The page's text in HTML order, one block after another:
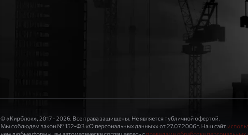
© «Кирблок», 2017 - 2026. Все права защищены. Не является публичной офертой.
Мы соблюдем закон № 152-ФЗ «О персональных данных» от 27.07.2006г. Наш сайт
нем любые формы, вы автоматически соглашаетесь с правилами обработки персональных